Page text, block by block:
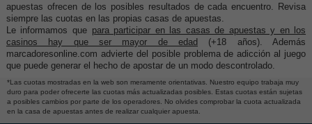
apuestas ofrecen de los posibles resultados de cada encuentro. Revisa
siempre las cuotas en las propias casas de apuestas.
Le informamos que para participar en las casas de apuestas y en los
casinos hay que ser mayor de edad
(+18 años). Además
marcadoresonline.com advierte del posible problema de adicción al juego
que puede generar el hecho de apostar de un modo descontrolado.
*Las cuotas mostradas en la web son meramente orientativas. Nuestro equipo trabaja muy
duro para poder ofrecerte las cuotas más actualizadas posibles. Estas cuotas están sujetas
a posibles cambios por parte de los operadores. No olvides comprobar la cuota actualizada
en la casa de apuestas antes de realizar cualquier apuesta.